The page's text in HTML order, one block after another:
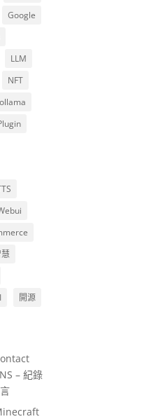
Google
LLM
NFT
ollama
開源
– 紀錄